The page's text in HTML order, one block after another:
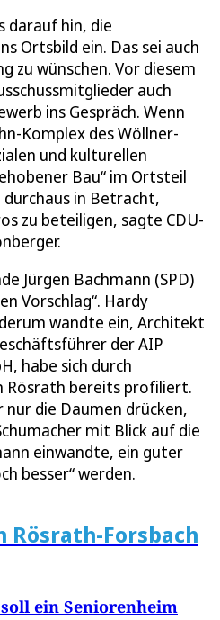
darauf hin, die
Ortsbild ein. Das sei auch
zu wünschen. Vor diesem
auch
ins Gespräch. Wenn
Komplex des Wöllner-
und kulturellen
Bau“ im Ortsteil
in Betracht,
zu beteiligen, sagte CDU-
Jürgen Bachmann (SPD)
Vorschlag“. Hardy
wandte ein, Architekt
der AIP
habe sich durch
Rösrath bereits profiliert.
die Daumen drücken,
mit Blick auf die
einwandte, ein guter
besser“ werden.
Forsbach
ein Seniorenheim